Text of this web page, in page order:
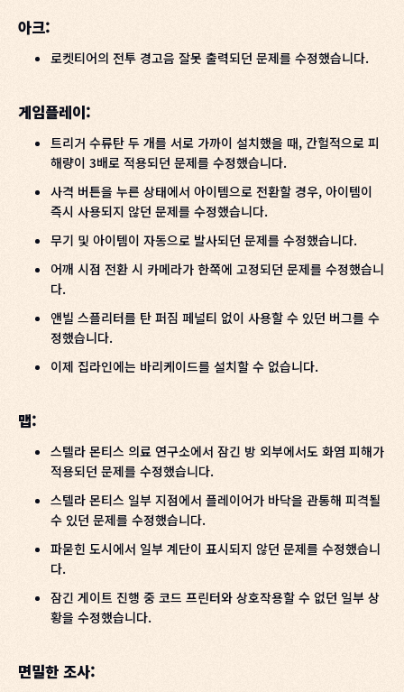
아크:
로켓티어의 전투 경고음 잘못 출력되던 문제를 수정했습니다.
게임플레이:
트리거 수류탄 두 개를 서로 가까이 설치했을 때, 간헐적으로 피
해량이 3배로 적용되던 문제를 수정했습니다.
사격 버튼을 누른 상태에서 아이템으로 전환할 경우, 아이템이
즉시 사용되지 않던 문제를 수정했습니다.
무기 및 아이템이 자동으로 발사되던 문제를 수정했습니다.
어깨 시점 전환 시 카메라가 한쪽에 고정되던 문제를 수정했습니
다.
앤빌 스플리터를 탄 퍼짐 페널티 없이 사용할 수 있던 버그를 수
정했습니다.
이제 집라인에는 바리케이드를 설치할 수 없습니다.
맵:
스텔라 몬티스 의료 연구소에서 잠긴 방 외부에서도 화염 피해가
적용되던 문제를 수정했습니다.
스텔라 몬티스 일부 지점에서 플레이어가 바닥을 관통해 피격될
수 있던 문제를 수정했습니다.
파묻힌 도시에서 일부 계단이 표시되지 않던 문제를 수정했습니
다.
잠긴 게이트 진행 중 코드 프린터와 상호작용할 수 없던 일부 상
황을 수정했습니다.
면밀한 조사: